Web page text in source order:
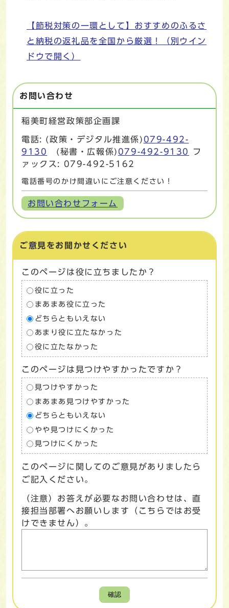
【節税対策の一環として】おすすめのふるさ
と納税の返礼品を全国から厳選！
（別ウイン
ドウで開く）
お問い合わせ
稲美町経営政策部企画課
電話: (政策・デジタル推進係) 079-492-
9130
(秘書・広報係) 079-492-9130
フ
ァックス: 079-492-5162
電話番号のかけ間違いにご注意ください！
お問い合わせフォーム
ご意見をお聞かせください
このページは役に立ちましたか？
役に立った
まあまあ役に立った
どちらともいえない
あまり役に立たなかった
役に立たなかった
このページは見つけやすかったですか？
見つけやすかった
まあまあ見つけやすかった
どちらともいえない
やや見つけにくかった
見つけにくかった
このページに関してのご意見がありましたら
ご記入ください。
（注意）お答えが必要なお問い合わせは、直
接担当部署へお願いします（こちらではお受
けできません）。
確認